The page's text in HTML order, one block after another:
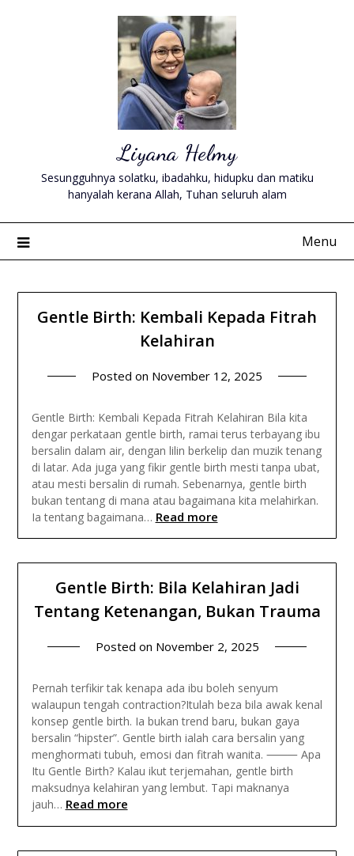
Liyana Helmy
Sesungguhnya solatku, ibadahku, hidupku dan matiku
hanyalah kerana Allah, Tuhan seluruh alam
Menu
Gentle Birth: Kembali Kepada Fitrah
Kelahiran
Posted on November 12, 2025
Gentle Birth: Kembali Kepada Fitrah Kelahiran Bila kita
dengar perkataan gentle birth, ramai terus terbayang ibu
bersalin dalam air, dengan lilin berkelip dan muzik tenang
di latar. Ada juga yang fikir gentle birth mesti tanpa ubat,
atau mesti bersalin di rumah. Sebenarnya, gentle birth
bukan tentang di mana atau bagaimana kita melahirkan.
Ia tentang bagaimana… Read more
Gentle Birth: Bila Kelahiran Jadi
Tentang Ketenangan, Bukan Trauma
Posted on November 2, 2025
Pernah terfikir tak kenapa ada ibu boleh senyum
walaupun tengah contraction?Itulah beza bila awak kenal
konsep gentle birth. Ia bukan trend baru, bukan gaya
bersalin “hipster”. Gentle birth ialah cara bersalin yang
menghormati tubuh, emosi dan fitrah wanita. ⸻ Apa
Itu Gentle Birth? Kalau ikut terjemahan, gentle birth
maksudnya kelahiran yang lembut. Tapi maknanya
jauh… Read more